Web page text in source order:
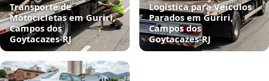
Transporte de
Motocicletas em Guriri,
Campos dos
Goytacazes‑RJ
Logística para Veículos
Parados em Guriri,
Campos dos
Goytacazes‑RJ